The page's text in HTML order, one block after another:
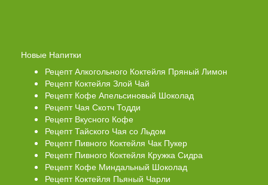
Новые Напитки
Рецепт Алкогольного Коктейля Пряный Лимон
Рецепт Коктейля Злой Чай
Рецепт Кофе Апельсиновый Шоколад
Рецепт Чая Скотч Тодди
Рецепт Вкусного Кофе
Рецепт Тайского Чая со Льдом
Рецепт Пивного Коктейля Чак Пукер
Рецепт Пивного Коктейля Кружка Сидра
Рецепт Кофе Миндальный Шоколад
Рецепт Коктейля Пьяный Чарли